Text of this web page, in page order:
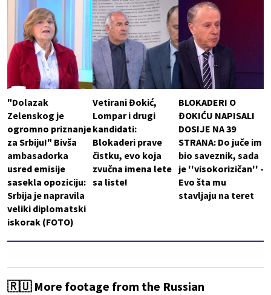
"Dolazak
Zelenskog je
ogromno priznanje
za Srbiju!" Bivša
ambasadorka
usred emisije
sasekla opoziciju:
Srbija je napravila
veliki diplomatski
iskorak (FOTO)
Vetirani Đokić,
Lompar i drugi
kandidati:
Blokaderi prave
čistku, evo koja
zvučna imena lete
sa liste!
BLOKADERI O
ĐOKIĆU NAPISALI
DOSIJE NA 39
STRANA: Do juče im
bio saveznik, sada
je ''visokorizičan'' -
Evo šta mu
stavljaju na teret
🇷🇺 More footage from the Russian